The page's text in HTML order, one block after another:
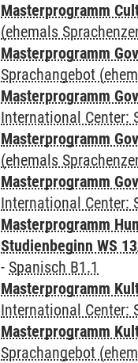
Masterprogramm
(ehemals
Masterprogramm
Sprachangebot
Masterprogramm
International Center:
Masterprogramm
(ehemals
Masterprogramm
International Center:
Masterprogramm
Studienbeginn WS
- Spanisch B1.1
Masterprogramm
International Center:
Masterprogramm
Sprachangebot